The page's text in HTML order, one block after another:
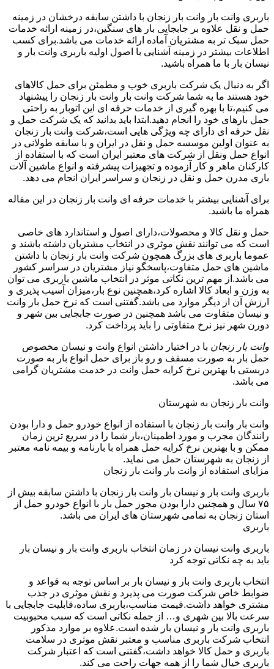
باربری وانت بار وانت بار زنجان با داشتن سابقه درخشان در زمینه
حمل و نقل علاوه بر جابجایی بار های سنگین،در زمینه ارائه خدمات
حمل سبک تر به مشتریان آماده ارائه خدمات می باشد.برای کسب
اطلاعات بیشتر در زمینه آشنایی با اصول اولیه باربری وانت بار و
نیسان بار با ما همراه باشید.
اگر به دنبال یک شرکت باربری خوب و مطمئن برای حمل کالاهای
خود هستند ما به شما شرکت وانت بار وانت بار زنجان را پیشنهاد
می کنیم،تا با بهره گیری از خدمات حرفه ای این اتوبار به راحتی
حمل بارهای خود را انجام دهید.ابتدا باید بدانید که یک شرکت حمل و
نقل حرفه ای دارای چه ویژگی هایی است،شرکت وانت بار زنجان
به عنوان اولین موسسه حمل و نقل در ایران و با سابقه طولانی در
انواع حمل ونقل از شرکت های معتبر ایران است که با استفاده از
کارکنان ماهر و کار آزموده و تجهیزات پیشرفته و انواع ماشین آلات
باری مدرن حمل و نقل در زنجان و سراسر ایران انجام می دهد.
برای آشنایی بیشتر با خدمات حرفه ای وانت بار زنجان در این مقاله
همراه ما باشید.
حمل و نقل کالا و محصولات،دارای اصول و استاندارد های خاصی
است که می توانند نقش موثری در انتخاب مشتریان داشته باشند و
عموما باربری های بزرگ همچون شرکت وانت بار زنجان با داشتن
ماشین های حمل متفاوت،پاسخگو نیاز مشتریان در سراسر کشور
می باشد.از مهم ترین نکاتی موثر در انتخاب ماشین باربری می توان
به وزن و ابعاد کالا اشاره کرد،همچنین نوع بار،میزان آسیب پذیری و
ارزش آن از دیگر موارد می باشد.گفتنی است که نرخ حمل بار وانت
و نیسان متفاوت می باشد همچنین در صورت جابجایی بین شهر و
دورن شهر نیز نرخ متفاوتی را باید پرداخت کرد.
وانت بار زنجان با در اختیار داشتن انواع وانت و نیسان مخصوص
حمل بار به صورت مسقف و رو باز برای حمل انواع بار به صورت
دربستی با بهترین نرخ کرایه حمل وانت در خدمت مشتریان گرامی
می باشد.
وانت بار زنجان به شهرستان
وانت بار وانت بار زنجان با استفاده از انواع خودرو حمل و دارا بودن
رانندگان مجرب و مورد اطمینان،بار شما را در سریع ترین زمان
ممکن و با بهترین نرخ کرایه حمل همراه با بارنامه و بیمه نامه معتبر
از زنجان به شهرستان حمل می نماید.
مزایای استفاده از وانت بار وانت بار زنجان
باربری وانت بار و نیسان بار وانت بار زنجان با داشتن سابقه بیش از
۷۵ سال و همچنین دارا بودن مجوز حمل بار با انواع خودرو حمل از
استان زنجان به تمامی شهرستان های ایران می باشد.
باربری
باربری وانت نیسان در زمان انتخاب باربری وانت بار و نیسان بار
باید به چه نکاتی توجه کرد
انتخاب باربری وانت بار و نیسان بار بر اساس توجه به قواعد و
ضوابط خاص شرکت صورت می پذیرد و نقش موثری در جذب
مشتری خواهد داشت.قیمت مناسب،باربری ساده،قابلیت جابجایی با
سرعت بالا بین شهری و… از جمله نکاتی است که سبب محبوبیت
باربری وانت بار و نیسان بار شده است.علاوه بر موارد مذکور
انتخاب شرکت باربری مناسب و معتبر نقش موثری در سلامت
باربری و حمل کالا خواهد داشت،گفتنی است که اعتبار شرکت
باربری خیال شما را از همه جهات راحت می کند.